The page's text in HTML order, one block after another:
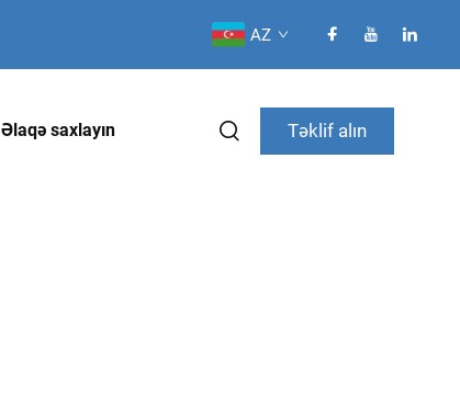
AZ
Əlaqə saxlayın Təklif alın